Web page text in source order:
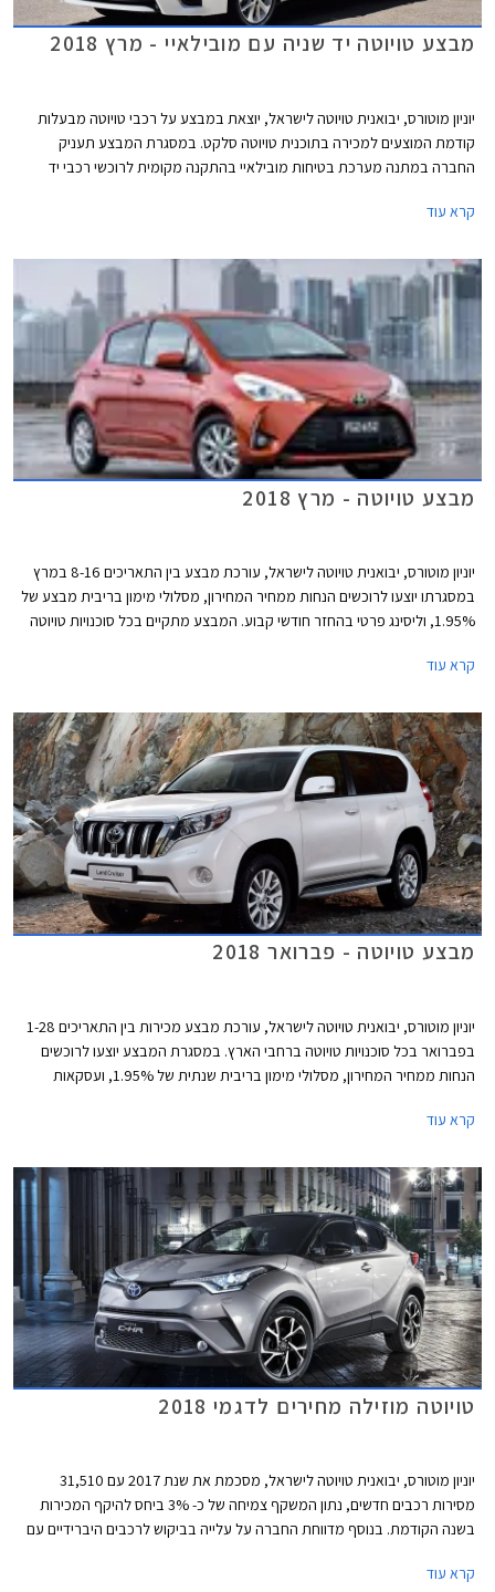
מבצע טויוטה יד שניה עם מובילאיי - מרץ 2018
יוניון מוטורס, יבואנית טויוטה לישראל, יוצאת במבצע על רכבי טויוטה מבעלות
קודמת המוצעים למכירה בתוכנית טויוטה סלקט. במסגרת המבצע תעניק
החברה במתנה מערכת בטיחות מובילאיי בהתקנה מקומית לרוכשי רכבי יד
קרא עוד
מבצע טויוטה - מרץ 2018
יוניון מוטורס, יבואנית טויוטה לישראל, עורכת מבצע בין התאריכים 8-16 במרץ
במסגרתו יוצעו לרוכשים הנחות ממחיר המחירון, מסלולי מימון בריבית מבצע של
1.95%, וליסינג פרטי בהחזר חודשי קבוע. המבצע מתקיים בכל סוכנויות טויוטה
15:00.
קרא עוד
מבצע טויוטה - פברואר 2018
יוניון מוטורס, יבואנית טויוטה לישראל, עורכת מבצע מכירות בין התאריכים 1-28
בפברואר בכל סוכנויות טויוטה ברחבי הארץ. במסגרת המבצע יוצעו לרוכשים
הנחות ממחיר המחירון, מסלולי מימון בריבית שנתית של 1.95%, ועסקאות
קרא עוד
טויוטה מוזילה מחירים לדגמי 2018
יוניון מוטורס, יבואנית טויוטה לישראל, מסכמת את שנת 2017 עם 31,510
מסירות רכבים חדשים, נתון המשקף צמיחה של כ- 3% ביחס להיקף המכירות
בשנה הקודמת. בנוסף מדווחת החברה על עלייה בביקוש לרכבים היברידיים עם
המכירות הכולל של החברה בישראל. למעשה מדובר בצמיחה משמעותית של
קרא עוד